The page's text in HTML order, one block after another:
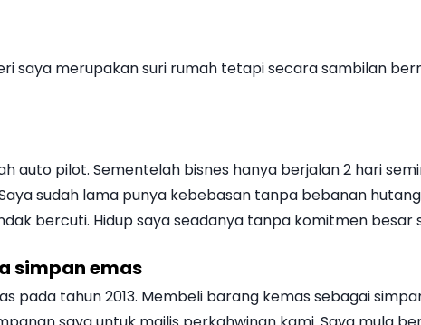
saya merupakan suri rumah tetapi secara sambilan
auto pilot. Sementelah bisnes hanya berjalan 2 hari
sudah lama punya kebebasan tanpa bebanan
bercuti. Hidup saya seadanya tanpa komitmen besar
simpan emas
pada tahun 2013. Membeli barang kemas sebagai